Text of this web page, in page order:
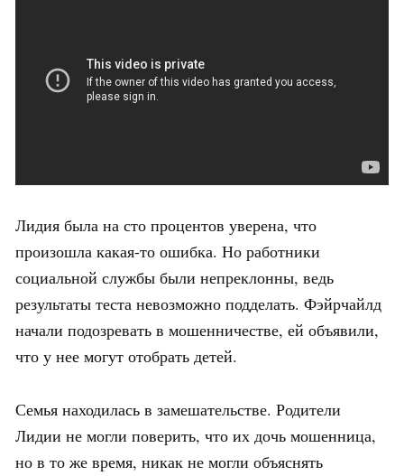
Лидия была на сто процентов уверена, что
произошла какая-то ошибка. Но работники
социальной службы были непреклонны, ведь
результаты теста невозможно подделать. Фэйрчайлд
начали подозревать в мошенничестве, ей объявили,
что у нее могут отобрать детей.
Семья находилась в замешательстве. Родители
Лидии не могли поверить, что их дочь мошенница,
но в то же время, никак не могли объяснять